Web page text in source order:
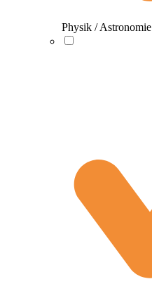
Physik / Astronomie